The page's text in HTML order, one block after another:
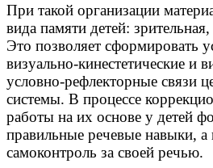
При такой организации
вида памяти детей:
Это позволяет сформировать
визуально-кинестетические и
условно-рефлекторные связи
системы. В процессе
работы на их основе у детей
правильные речевые навыки,
самоконтроль за своей речью.